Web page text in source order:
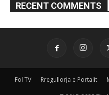
RECENT COMMENTS
Fol TV Rregullorja e Portalit